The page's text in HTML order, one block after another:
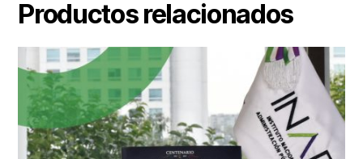
Productos relacionados